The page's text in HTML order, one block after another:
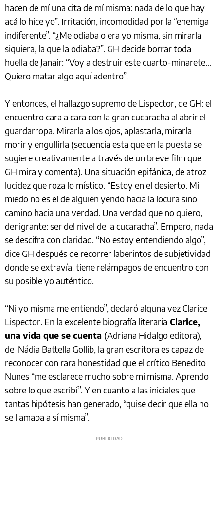
hacen de mí una cita de mí misma: nada de lo que hay
acá lo hice yo”. Irritación, incomodidad por la “enemiga
indiferente”. “¿Me odiaba o era yo misma, sin mirarla
siquiera, la que la odiaba?”. GH decide borrar toda
huella de Janair: “Voy a destruir este cuarto-minarete…
Quiero matar algo aquí adentro”.
Y entonces, el hallazgo supremo de Lispector, de GH: el
encuentro cara a cara con la gran cucaracha al abrir el
guardarropa. Mirarla a los ojos, aplastarla, mirarla
morir y engullirla (secuencia esta que en la puesta se
sugiere creativamente a través de un breve film que
GH mira y comenta). Una situación epifánica, de atroz
lucidez que roza lo místico. “Estoy en el desierto. Mi
miedo no es el de alguien yendo hacia la locura sino
camino hacia una verdad. Una verdad que no quiero,
denigrante: ser del nivel de la cucaracha”. Empero, nada
se descifra con claridad. “No estoy entendiendo algo”,
dice GH después de recorrer laberintos de subjetividad
donde se extravía, tiene relámpagos de encuentro con
su posible yo auténtico.
“Ni yo misma me entiendo”, declaró alguna vez Clarice
Lispector. En la excelente biografía literaria Clarice,
una vida que se cuenta (Adriana Hidalgo editora),
de Nádia Battella Gollib, la gran escritora es capaz de
reconocer con rara honestidad que el crítico Benedito
Nunes “me esclarece mucho sobre mí misma. Aprendo
sobre lo que escribí”. Y en cuanto a las iniciales que
tantas hipótesis han generado, “quise decir que ella no
se llamaba a sí misma”.